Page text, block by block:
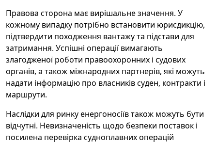
Правова сторона має вирішальне значення. У
кожному випадку потрібно встановити юрисдикцію,
підтвердити походження вантажу та підстави для
затримання. Успішні операції вимагають
злагодженої роботи правоохоронних і судових
органів, а також міжнародних партнерів, які можуть
надати інформацію про власників суден, контракти і
маршрути.
Наслідки для ринку енергоносіїв також можуть бути
відчутні. Невизначеність щодо безпеки поставок і
посилена перевірка судноплавних операцій